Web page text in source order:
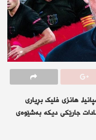
هانزی فلیک بڕیاری
جارێکی دیکە بەشێوەی